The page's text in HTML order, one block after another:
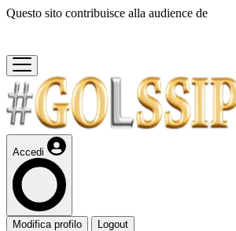
Questo sito contribuisce alla audience de
Accedi
Modifica profilo Logout